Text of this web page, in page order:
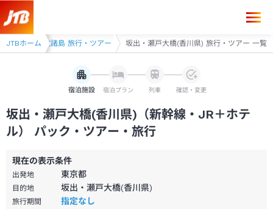
JTBホーム
・丸亀・塩飽諸島 旅行・ツアー 坂出・瀬戸大橋(香川県) 旅行・ツアー 一覧
宿泊施設 宿泊プラン 列車 確認・変更
坂出・瀬戸大橋(香川県)（新幹線・JR＋ホテ
ル） パック・ツアー・旅行
現在の表示条件
出発地 東京都
目的地 坂出・瀬戸大橋(香川県)
旅行期間 指定なし